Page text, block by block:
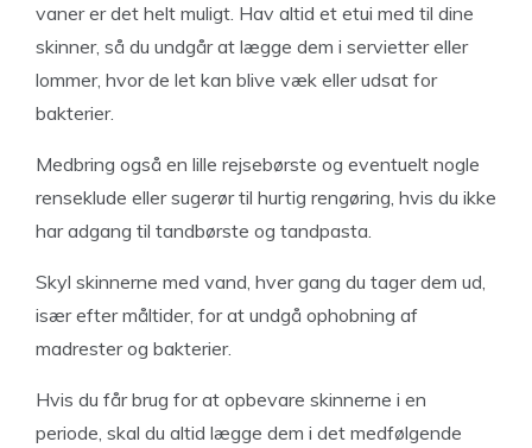
vaner er det helt muligt. Hav altid et etui med til dine
skinner, så du undgår at lægge dem i servietter eller
lommer, hvor de let kan blive væk eller udsat for
bakterier.
Medbring også en lille rejsebørste og eventuelt nogle
renseklude eller sugerør til hurtig rengøring, hvis du ikke
har adgang til tandbørste og tandpasta.
Skyl skinnerne med vand, hver gang du tager dem ud,
især efter måltider, for at undgå ophobning af
madrester og bakterier.
Hvis du får brug for at opbevare skinnerne i en
periode, skal du altid lægge dem i det medfølgende